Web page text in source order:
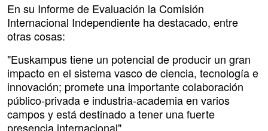
En su Informe de Evaluación la Comisión
Internacional Independiente ha destacado, entre
otras cosas:
"Euskampus tiene un potencial de producir un gran
impacto en el sistema vasco de ciencia, tecnología e
innovación; promete una importante colaboración
público-privada e industria-academia en varios
campos y está destinado a tener una fuerte
presencia internacional".